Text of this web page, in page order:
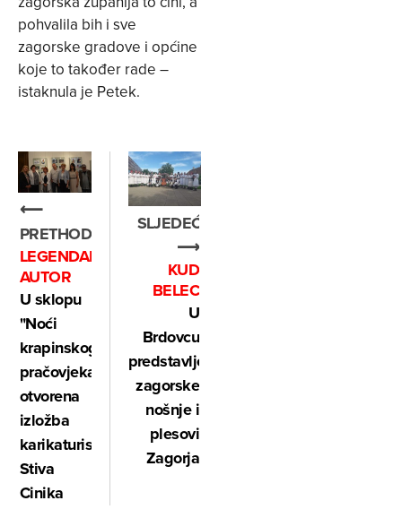
pohvalila bih i sve
zagorske gradove i općine
koje to također rade –
istaknula je Petek.
⟵
PRETHODNO
LEGENDARNI
AUTOR
U sklopu
"Noći
krapinskog
pračovjeka",
otvorena
izložba
karikaturista
Stiva
Cinika
SLJEDEĆE
⟶
KUD
BELEC
U
Brdovcu
predstavljene
zagorske
nošnje i
plesovi
Zagorja